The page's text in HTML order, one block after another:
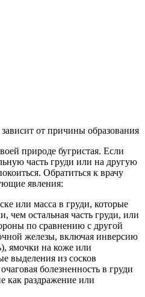
от причины образования
природе бугристая. Если
часть груди или на другую
Обратиться к врачу
явления:
или масса в груди, которые
чем остальная часть груди, или
по сравнению с другой
железы, включая инверсию
ямочки на коже или
выделения из сосков
болезненность в груди
как раздражение или